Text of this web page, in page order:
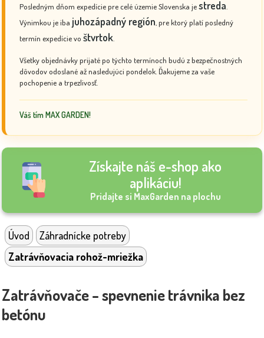
Posledným dňom expedície pre celé územie Slovenska jestreda
Výnimkou je iba juhozápadný región , pre ktorý platí posledný
termín expedície vo štvrtok
Všetky objednávky prijaté po týchto termínoch budú z bezpečnostných
dôvodov odoslané až nasledujúci pondelok. Ďakujeme za vaše
pochopenie a trpezlivosť.
Váš tím MAX GARDEN!
Získajte náš e-shop ako
aplikáciu!
Pridajte si MaxGarden na plochu
Úvod
Záhradnícke potreby
Zatrávňovacia rohož-mriežka
Zatrávňovače – spevnenie trávnika bez
betónu